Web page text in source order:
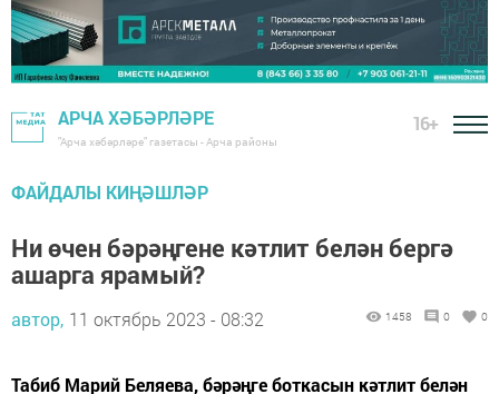
АРЧА ХӘБӘРЛӘРЕ
"Арча хәбәрләре" газетасы - Арча районы
16+
ФАЙДАЛЫ КИҢӘШЛӘР
Ни өчен бәрәңгене кәтлит белән бергә
ашарга ярамый?
автор, 11 октябрь 2023 - 08:32 1458 0 0
Табиб Марий Беляева, бәрәңге боткасын кәтлит белән